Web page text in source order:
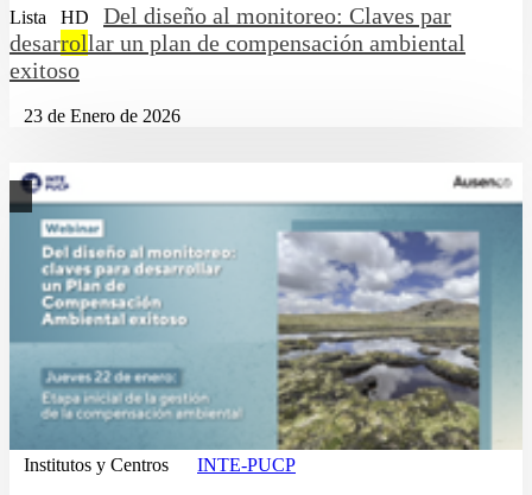
Lista HD
Del diseño al monitoreo: Claves par
desarrollar un plan de compensación ambiental
exitoso
23 de Enero de 2026
Institutos y Centros INTE-PUCP